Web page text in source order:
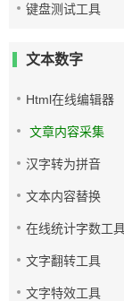
键盘测试工具
文本数字
Html在线编辑器
文章内容采集
汉字转为拼音
文本内容替换
在线统计字数工
文字翻转工具
文字特效工具